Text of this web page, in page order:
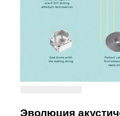
Эволюция